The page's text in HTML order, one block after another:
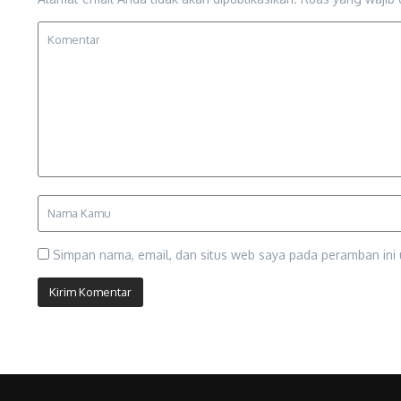
Simpan nama, email, dan situs web saya pada peramban